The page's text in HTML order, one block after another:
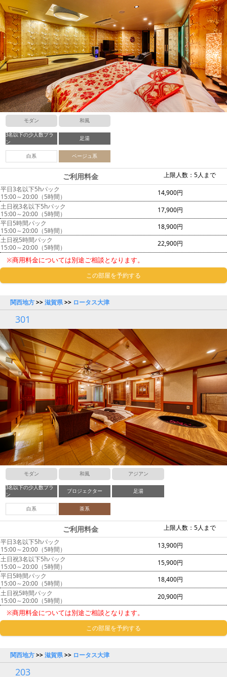
モダン 和風
3名以下の少人数プラ
ン
足湯
白系 ベージュ系
上限人数：5人まで
ご利用料金
平日3名以下5hパック
15:00～20:00（5時間）
14,900円
土日祝3名以下5hパック
15:00～20:00（5時間）
17,900円
平日5時間パック
15:00～20:00（5時間）
18,900円
土日祝5時間パック
15:00～20:00（5時間）
22,900円
※商用料金については別途ご相談となります。
この部屋を予約する
関西地方>>滋賀県>> ロータス大津
301
モダン 和風 アジアン
3名以下の少人数プラ
ン
プロジェクター 足湯
白系 茶系
上限人数：5人まで
ご利用料金
平日3名以下5hパック
15:00～20:00（5時間）
13,900円
土日祝3名以下5hパック
15:00～20:00（5時間）
15,900円
平日5時間パック
15:00～20:00（5時間）
18,400円
土日祝5時間パック
15:00～20:00（5時間）
20,900円
※商用料金については別途ご相談となります。
この部屋を予約する
関西地方>>滋賀県>> ロータス大津
203